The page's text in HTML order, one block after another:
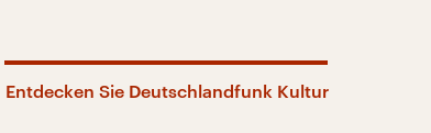
Entdecken Sie Deutschlandfunk Kultur